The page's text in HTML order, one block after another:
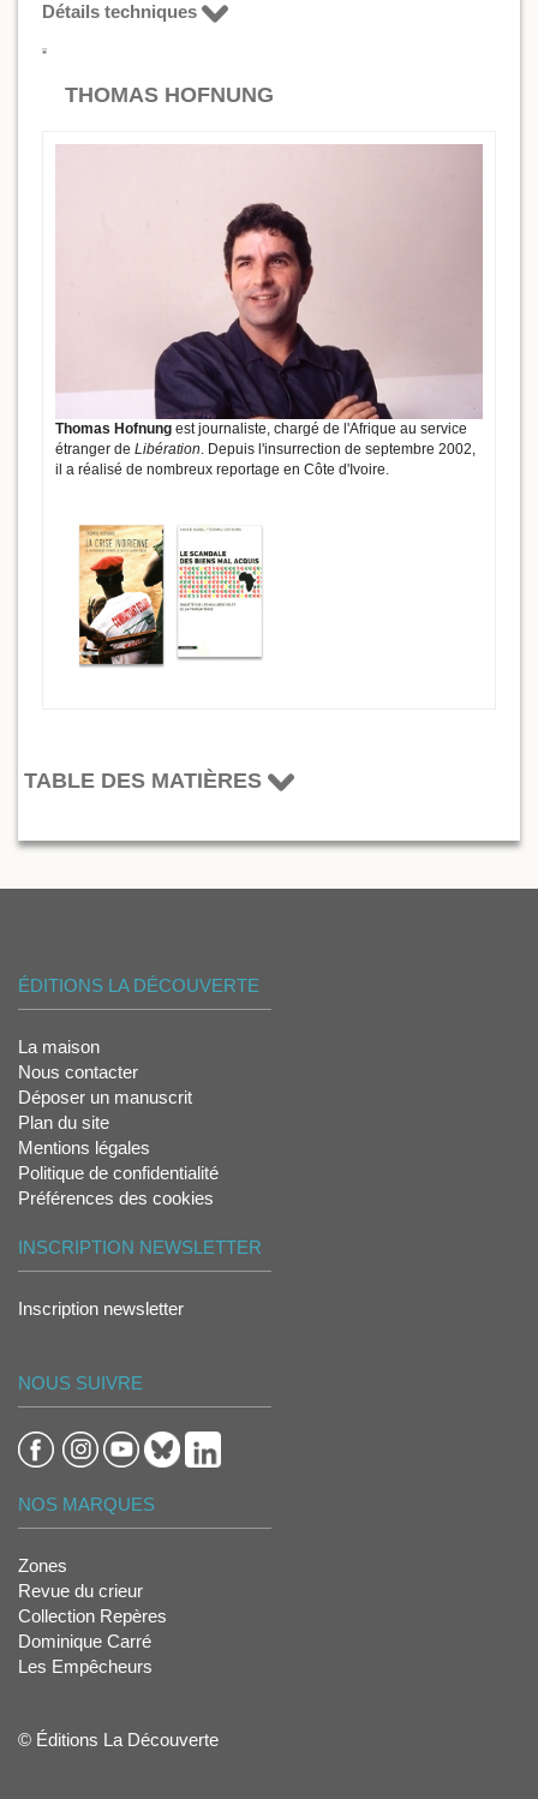
Détails techniques
THOMAS HOFNUNG
Thomas Hofnung est journaliste, chargé de l'Afrique au service
étranger de Libération. Depuis l'insurrection de septembre 2002,
il a réalisé de nombreux reportage en Côte d'Ivoire.
TABLE DES MATIÈRES
ÉDITIONS LA DÉCOUVERTE
La maison
Nous contacter
Déposer un manuscrit
Plan du site
Mentions légales
Politique de confidentialité
Préférences des cookies
INSCRIPTION NEWSLETTER
Inscription newsletter
NOUS SUIVRE
NOS MARQUES
Zones
Revue du crieur
Collection Repères
Dominique Carré
Les Empêcheurs
© Éditions La Découverte